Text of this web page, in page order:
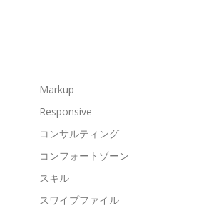
Markup
Responsive
コンサルティング
コンフォートゾーン
スキル
スワイプファイル